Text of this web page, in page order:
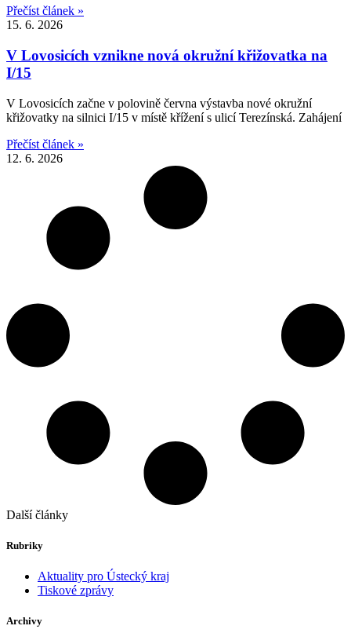
Přečíst článek »
15. 6. 2026
V Lovosicích vznikne nová okružní křižovatka na
I/15
V Lovosicích začne v polovině června výstavba nové okružní
křižovatky na silnici I/15 v místě křížení s ulicí Terezínská. Zahájení
Přečíst článek »
12. 6. 2026
Další články
Rubriky
Aktuality pro Ústecký kraj
Tiskové zprávy
Archivy